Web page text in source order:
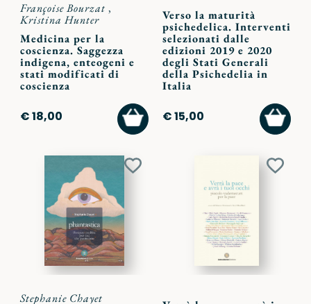
Françoise Bourzat ,
Kristina Hunter
Medicina per la
coscienza. Saggezza
indigena, enteogeni e
stati modificati di
coscienza
€ 18,00
AGGIUNGI
AL
CARRELLO
Verso la maturità
psichedelica. Interventi
selezionati dalle
edizioni 2019 e 2020
degli Stati Generali
della Psichedelia in
Italia
€ 15,00
AL
Aggiungi
Stephanie Chayet